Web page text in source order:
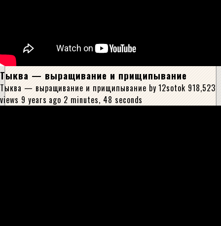
Тыква — выращивание и прищипывание
Тыква — выращивание и прищипывание by 12sotok 918,523
views 9 years ago 2 minutes, 48 seconds